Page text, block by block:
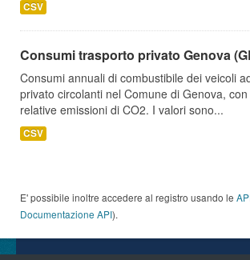
CSV
Consumi trasporto privato Genova
Consumi annuali di combustibile dei veicoli
privato circolanti nel Comune di Genova,
relative emissioni di CO2. I valori sono...
CSV
E' possibile inoltre accedere al registro usando le
Documentazione API).